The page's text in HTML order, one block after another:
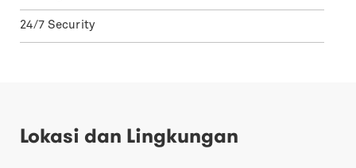
24/7 Security
Lokasi dan Lingkungan